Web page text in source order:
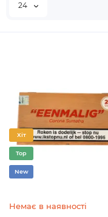
24
Хіт
Top
New
Немає в наявності